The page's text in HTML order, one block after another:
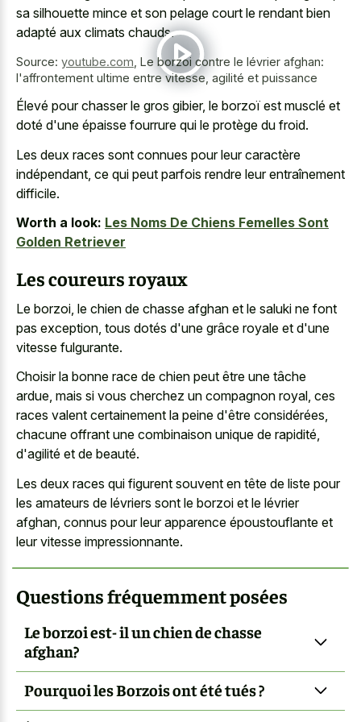
sa silhouette mince et son pelage court le rendant bien
adapté aux climats chauds.
Source: youtube.com Le borzoi contre le lévrier afghan:
l'affrontement ultime entre vitesse, agilité et puissance
Élevé pour chasser le gros gibier, le borzoï est musclé et
doté d'une épaisse fourrure qui le protège du froid.
Les deux races sont connues pour leur caractère
indépendant, ce qui peut parfois rendre leur entraînement
difficile.
Worth a look: Les Noms De Chiens Femelles Sont
Golden Retriever
Les coureurs royaux
Le borzoi, le chien de chasse afghan et le saluki ne font
pas exception, tous dotés d'une grâce royale et d'une
vitesse fulgurante.
Choisir la bonne race de chien peut être une tâche
ardue, mais si vous cherchez un compagnon royal, ces
races valent certainement la peine d'être considérées,
chacune offrant une combinaison unique de rapidité,
d'agilité et de beauté.
Les deux races qui figurent souvent en tête de liste pour
les amateurs de lévriers sont le borzoi et le lévrier
afghan, connus pour leur apparence époustouflante et
leur vitesse impressionnante.
Questions fréquemment posées
Le borzoi est- il un chien de chasse
afghan?
Pourquoi les Borzois ont été tués ?